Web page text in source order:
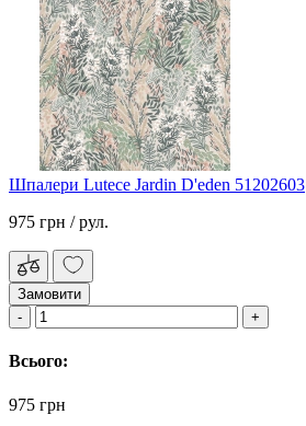
Шпалери Lutece Jardin D'eden 51202603
975 грн / рул.
Замовити
Всього:
975 грн